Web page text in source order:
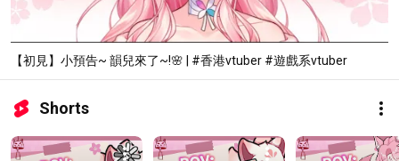
【初見】小預告~ 韻兒來了~!🌸 | #香港vtuber #遊戲系vtuber
Shorts